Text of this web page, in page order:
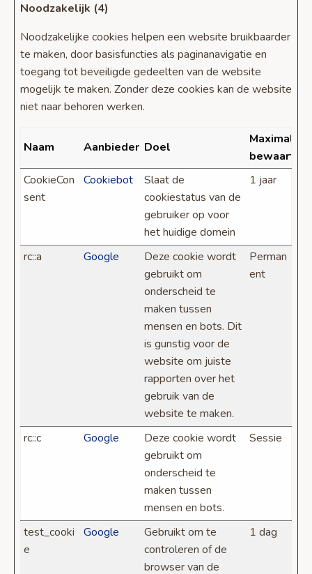
Noodzakelijk (4)
Noodzakelijke cookies helpen een website bruikbaarder
te maken, door basisfuncties als paginanavigatie en
toegang tot beveiligde gedeelten van de website
mogelijk te maken. Zonder deze cookies kan de website
niet naar behoren werken.
Naam Aanbieder Doel
Maximale
CookieCon
sent
Cookiebot
Slaat de
cookiestatus van de
gebruiker op voor
het huidige domein
1 jaar
rc::a Google
Deze cookie wordt
gebruikt om
onderscheid te
maken tussen
mensen en bots. Dit
is gunstig voor de
website om juiste
rapporten over het
gebruik van de
website te maken.
Perman
ent
rc::c Google
Deze cookie wordt
gebruikt om
onderscheid te
maken tussen
mensen en bots.
Sessie
test_cooki
e
Google
Gebruikt om te
controleren of de
browser van de
1 dag